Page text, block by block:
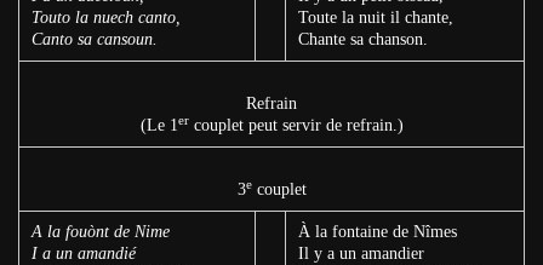
Touto la nuech canto,
Canto sa cansoun.
Toute la nuit il chante,
Chante sa chanson.
Refrain
(Le 1ercouplet peut servir de refrain.)
3ecouplet
A la fouònt de Nime
I a un amandié
À la fontaine de Nîmes
Il y a un amandier